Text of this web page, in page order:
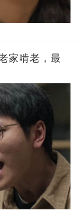
家啃老，最